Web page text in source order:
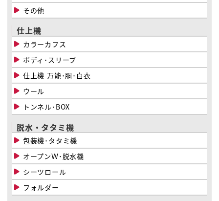
その他
仕上機
カラーカフス
ボディ･スリーブ
仕上機 万能･胴･白衣
ウール
トンネル･BOX
脱水・タタミ機
包装機･タタミ機
オープンＷ･脱水機
シーツロール
フォルダー